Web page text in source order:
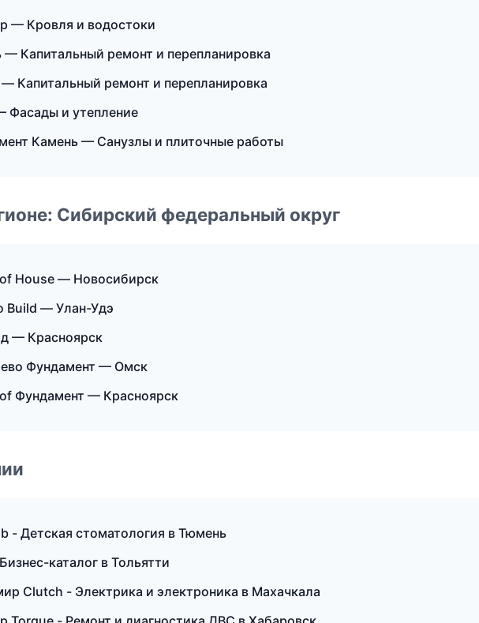
— Кровля и водостоки
— Капитальный ремонт и перепланировка
Капитальный ремонт и перепланировка
Фасады и утепление
Камень — Санузлы и плиточные работы
Сибирский федеральный округ
House — Новосибирск
Build — Улан-Удэ
— Красноярск
Фундамент — Омск
Фундамент — Красноярск
- Детская стоматология в Тюмень
каталог в Тольятти
Clutch - Электрика и электроника в Махачкала